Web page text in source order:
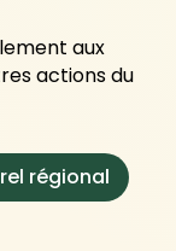
aux
actions du
régional